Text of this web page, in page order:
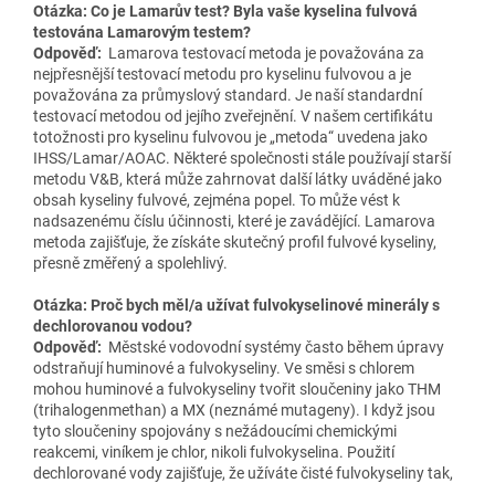
Otázka: Co je Lamarův test? Byla vaše kyselina fulvová
testována Lamarovým testem?
Odpověď: Lamarova testovací metoda je považována za
nejpřesnější testovací metodu pro kyselinu fulvovou a je
považována za průmyslový standard. Je naší standardní
testovací metodou od jejího zveřejnění. V našem certifikátu
totožnosti pro kyselinu fulvovou je „metoda“ uvedena jako
IHSS/Lamar/AOAC. Některé společnosti stále používají starší
metodu V&B, která může zahrnovat další látky uváděné jako
obsah kyseliny fulvové, zejména popel. To může vést k
nadsazenému číslu účinnosti, které je zavádějící. Lamarova
metoda zajišťuje, že získáte skutečný profil fulvové kyseliny,
přesně změřený a spolehlivý.
Otázka: Proč bych měl/a užívat fulvokyselinové minerály s
dechlorovanou vodou?
Odpověď: Městské vodovodní systémy často během úpravy
odstraňují huminové a fulvokyseliny. Ve směsi s chlorem
mohou huminové a fulvokyseliny tvořit sloučeniny jako THM
(trihalogenmethan) a MX (neznámé mutageny). I když jsou
tyto sloučeniny spojovány s nežádoucími chemickými
reakcemi, viníkem je chlor, nikoli fulvokyselina. Použití
dechlorované vody zajišťuje, že užíváte čisté fulvokyseliny tak,